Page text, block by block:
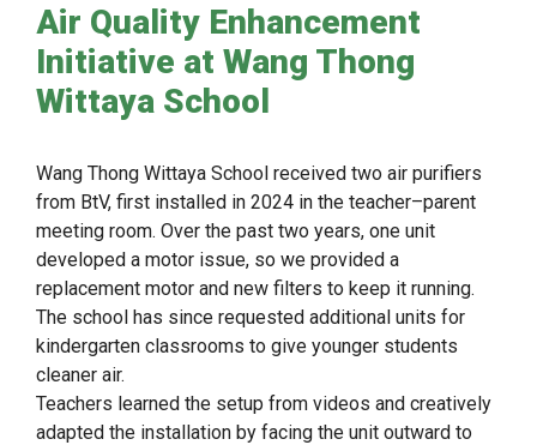
Air Quality Enhancement
Initiative at Wang Thong
Wittaya School
Wang Thong Wittaya School received two air purifiers
from BtV, first installed in 2024 in the teacher–parent
meeting room. Over the past two years, one unit
developed a motor issue, so we provided a
replacement motor and new filters to keep it running.
The school has since requested additional units for
kindergarten classrooms to give younger students
cleaner air.
Teachers learned the setup from videos and creatively
adapted the installation by facing the unit outward to